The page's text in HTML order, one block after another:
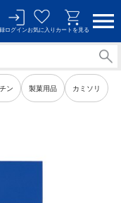
ログインお気に入り カートを見る
ン 製菓用品 カミソリ